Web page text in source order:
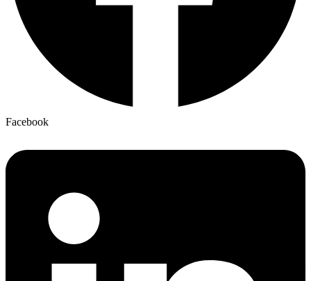
Facebook